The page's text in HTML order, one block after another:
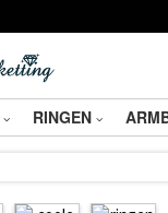
RINGEN